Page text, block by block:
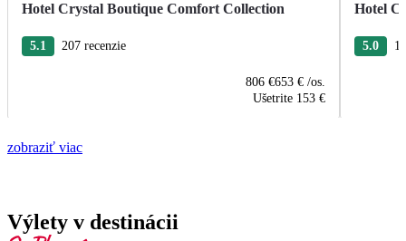
Hotel Crystal Boutique Comfort Collection
5.1 207 recenzie
806 €653 € /os.
Ušetrite 153 €
Hotel
5.0
zobraziť viac
Výlety v destinácii